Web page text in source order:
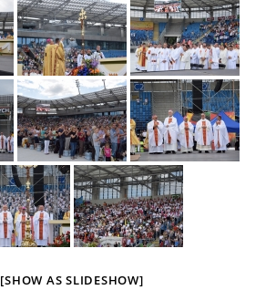
[SHOW AS SLIDESHOW]